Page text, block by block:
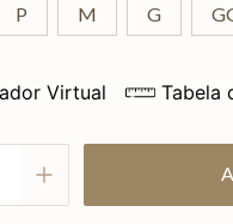
P M G
Virtual Tabela